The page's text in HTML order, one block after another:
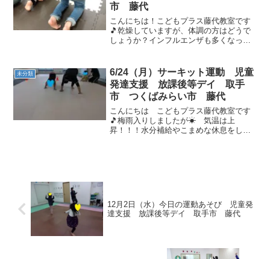
市 藤代
こんにちは！こどもプラス藤代教室です
🎵乾燥していますが、体調の方はどうで
しょうか？インフルエンザも多くなって
♬今日も元気なお友達が遊びに来てくれ
ました😊うがい手洗いを行...
未分類
6/24（月）サーキット運動 児童
発達支援 放課後等デイ 取手
市 つくばみらい市 藤代
こんにちは こどもプラス藤代教室です
🎵梅雨入りしましたが☀ 気温は上
昇！！！水分補給やこまめな休息をして
12月2日（水）今日の運動あそび 児童発
達支援 放課後等デイ 取手市 藤代